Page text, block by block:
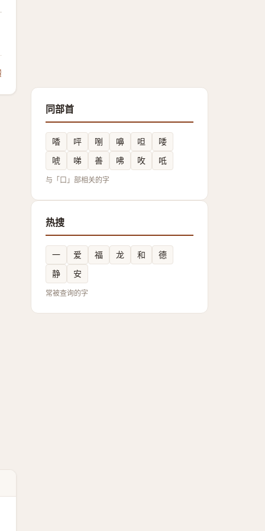
同部首
㗍 呯 哵 嚊 呾
唩
唬
㖒 善 咈 呚 呧
与「口」部相关的字
热搜
一 爱 福 龙 和
德
静
安
常被查询的字